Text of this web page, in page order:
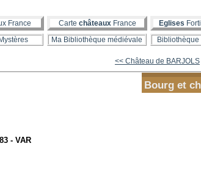
France Carte châteauxFrance Eglises
Ma Bibliothèque médiévale
<< Château de BARJOLS
Bourg et
83 - VAR